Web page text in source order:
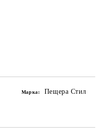
Марка: Пещера Стил